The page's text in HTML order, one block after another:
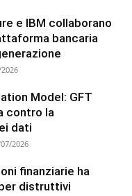
e IBM collaborano
bancaria
Model: GFT
contro la
dati
2026
finanziarie ha
distruttivi